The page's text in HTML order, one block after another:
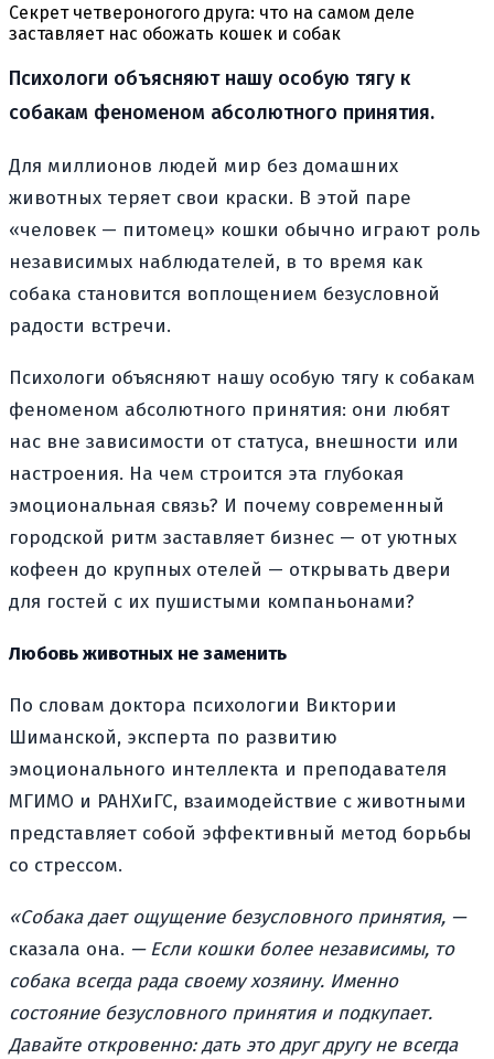
Секрет четвероногого друга: что на самом деле
заставляет нас обожать кошек и собак
Психологи объясняют нашу особую тягу к
собакам феноменом абсолютного принятия.
Для миллионов людей мир без домашних
животных теряет свои краски. В этой паре
«человек — питомец» кошки обычно играют роль
независимых наблюдателей, в то время как
собака становится воплощением безусловной
радости встречи.
Психологи объясняют нашу особую тягу к собакам
феноменом абсолютного принятия: они любят
нас вне зависимости от статуса, внешности или
настроения. На чем строится эта глубокая
эмоциональная связь? И почему современный
городской ритм заставляет бизнес — от уютных
кофеен до крупных отелей — открывать двери
для гостей с их пушистыми компаньонами?
Любовь животных не заменить
По словам доктора психологии Виктории
Шиманской, эксперта по развитию
эмоционального интеллекта и преподавателя
МГИМО и РАНХиГС, взаимодействие с животными
представляет собой эффективный метод борьбы
со стрессом.
«Собака дает ощущение безусловного принятия, —
сказала она. — Если кошки более независимы, то
собака всегда рада своему хозяину. Именно
состояние безусловного принятия и подкупает.
Давайте откровенно: дать это друг другу не всегда